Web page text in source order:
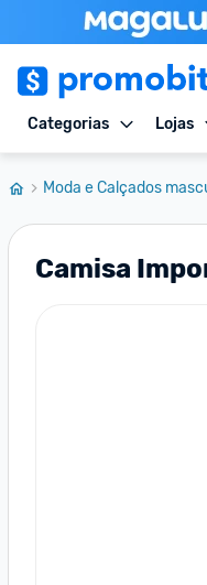
Categorias Lojas
Moda e Calçados
Camisa